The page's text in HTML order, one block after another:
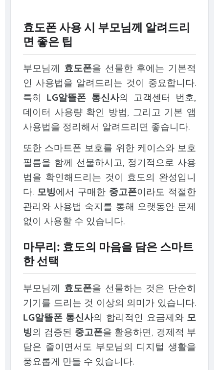
효도폰 사용 시 부모님께 알려드리
면 좋은 팁
부모님께 효도폰을 선물한 후에는 기본적
인 사용법을 알려드리는 것이 중요합니다.
특히 LG알뜰폰 통신사의 고객센터 번호,
데이터 사용량 확인 방법, 그리고 기본 앱
사용법을 정리해서 알려드리면 좋습니다.
또한 스마트폰 보호를 위한 케이스와 보호
필름을 함께 선물하시고, 정기적으로 사용
법을 확인해드리는 것이 효도의 완성입니
다. 모빙에서 구매한 중고폰이라도 적절한
관리와 사용법 숙지를 통해 오랫동안 문제
없이 사용할 수 있습니다.
마무리: 효도의 마음을 담은 스마트
한 선택
부모님께 효도폰을 선물하는 것은 단순히
기기를 드리는 것 이상의 의미가 있습니다.
LG알뜰폰 통신사의 합리적인 요금제와 모
빙의 검증된 중고폰을 활용하면, 경제적 부
담은 줄이면서도 부모님의 디지털 생활을
풍요롭게 만들 수 있습니다.